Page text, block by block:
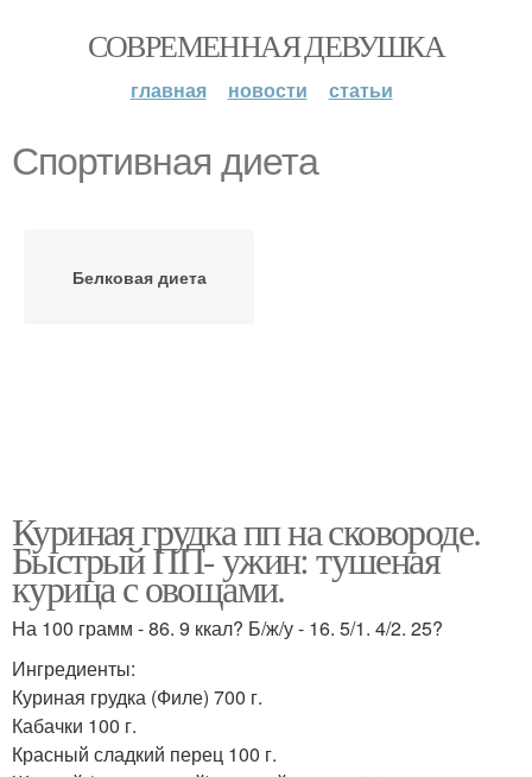
СОВРЕМЕННАЯ ДЕВУШКА
главная новости статьи
Спортивная диета
Белковая диета
Куриная грудка пп на сковороде.
Быстрый ПП- ужин: тушеная
курица с овощами.
На 100 грамм - 86. 9 ккал? Б/ж/у - 16. 5/1. 4/2. 25?
Ингредиенты:
Куриная грудка (Филе) 700 г.
Кабачки 100 г.
Красный сладкий перец 100 г.